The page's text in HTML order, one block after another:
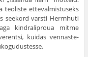
teoliste ettevalmistuseks
seekord varsti Herrnhuti
kindraliproua mitme
kuidas vennaste­